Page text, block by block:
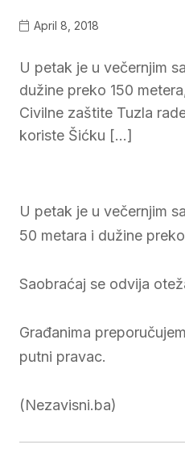
April 8, 2018
U petak je u večernjim
dužine preko 150
Civilne zaštite Tuzla
koriste Šićku […]
U petak je u večernjim
50 metara i dužine
Saobraćaj se odvija
Građanima
putni pravac.
(Nezavisni.ba)